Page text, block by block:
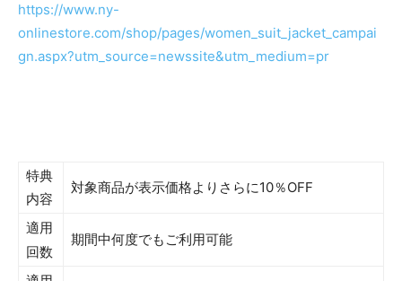
https://www.ny-
onlinestore.com/shop/pages/women_suit_jacket_campai
gn.aspx?utm_source=newssite&utm_medium=pr
特典
内容
対象商品が表示価格よりさらに10％OFF
適用
回数
期間中何度でもご利用可能